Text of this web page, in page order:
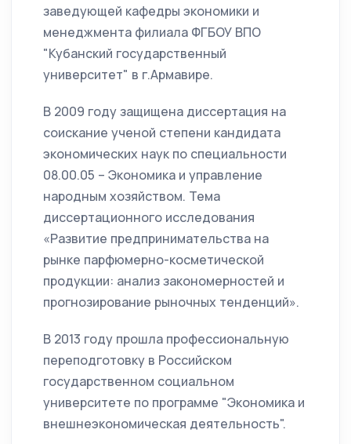
заведующей кафедры экономики и
менеджмента филиала ФГБОУ ВПО
"Кубанский государственный
университет" в г.Армавире.
В 2009 году защищена диссертация на
соискание ученой степени кандидата
экономических наук по специальности
08.00.05 – Экономика и управление
народным хозяйством. Тема
диссертационного исследования
«Развитие предпринимательства на
рынке парфюмерно-косметической
продукции: анализ закономерностей и
прогнозирование рыночных тенденций».
В 2013 году прошла профессиональную
переподготовку в Российском
государственном социальном
университете по программе "Экономика и
внешнеэкономическая деятельность".